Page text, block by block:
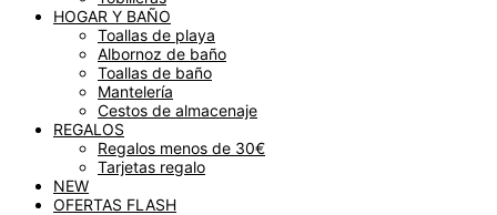
HOGAR Y BAÑO
Toallas de playa
Albornoz de baño
Toallas de baño
Mantelería
Cestos de almacenaje
REGALOS
Regalos menos de 30€
Tarjetas regalo
NEW
OFERTAS FLASH